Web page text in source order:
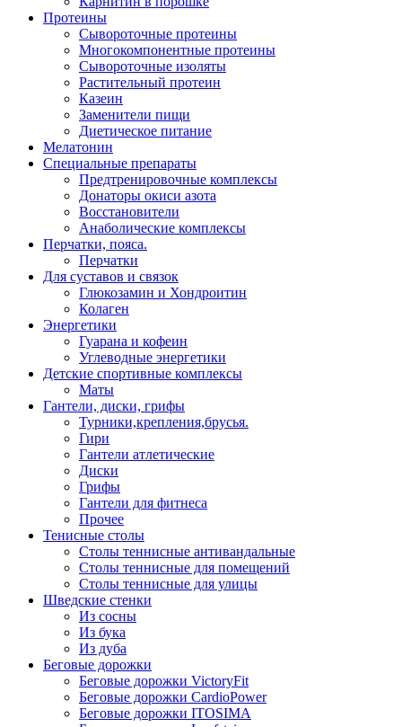
Протеины
Сывороточные протеины
Многокомпонентные протеины
Сывороточные изоляты
Растительный протеин
Казеин
Заменители пищи
Диетическое питание
Мелатонин
Специальные препараты
Предтренировочные комплексы
Донаторы окиси азота
Восстановители
Анаболические комплексы
Перчатки, пояса.
Перчатки
Для суставов и связок
Глюкозамин и Хондроитин
Колаген
Энергетики
Гуарана и кофеин
Углеводные энергетики
Детские спортивные комплексы
Маты
Гантели, диски, грифы
Турники,крепления,брусья.
Гири
Гантели атлетические
Диски
Грифы
Гантели для фитнеса
Прочее
Тенисные столы
Столы теннисные антивандальные
Столы теннисные для помещений
Столы теннисные для улицы
Шведские стенки
Из сосны
Из бука
Из дуба
Беговые дорожки
Беговые дорожки VictoryFit
Беговые дорожки CardioPower
Беговые дорожки ITOSIMA